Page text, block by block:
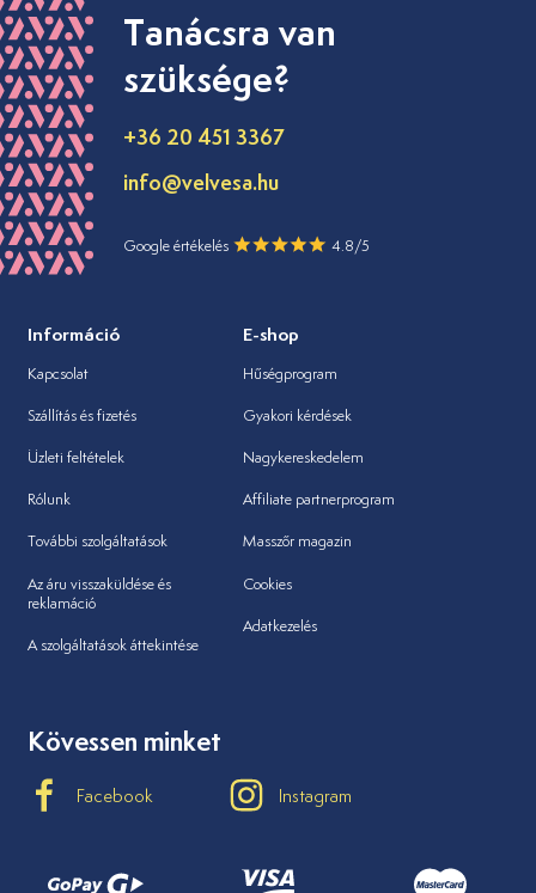
Tanácsra van
szüksége?
+36 20 451 3367
info@velvesa.hu
Google értékelés 4.8/5
Információ
Kapcsolat
Szállítás és fizetés
Üzleti feltételek
Rólunk
További szolgáltatások
Az áru visszaküldése és
reklamáció
A szolgáltatások áttekintése
E-shop
Hűségprogram
Gyakori kérdések
Nagykereskedelem
Affiliate partnerprogram
Masszőr magazin
Cookies
Adatkezelés
Kövessen minket
Facebook Instagram